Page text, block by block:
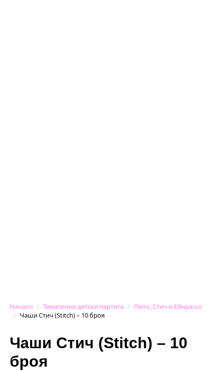
Начало Тематични детски партита
Лило, Стич и Ейнджъл
Чаши Стич (Stitch) – 10 броя
Чаши Стич (Stitch) – 10
броя